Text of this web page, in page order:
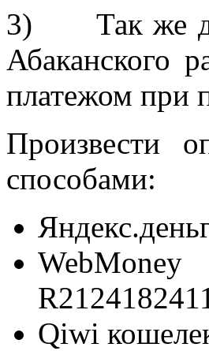
3) Так же
Абаканского
платежом при
Произвести
способами:
Qiwi